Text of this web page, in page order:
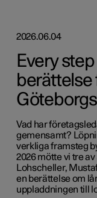
2026.06.04
Every
berättelse
Vad har
gemensamt?
verkliga framsteg
2026 mötte vi tre
Lohscheller,
en berättelse om
uppladdningen till